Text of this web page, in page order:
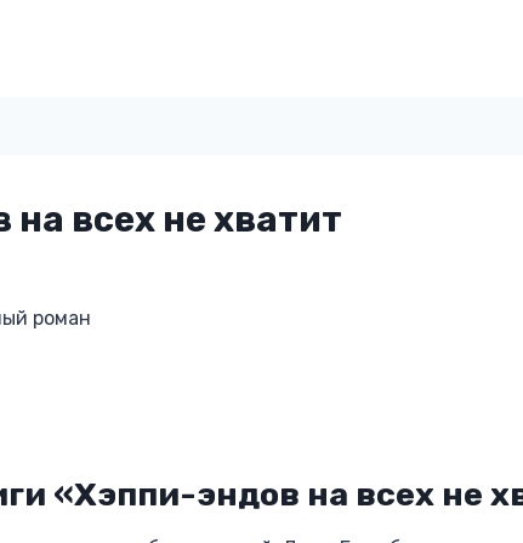
всех не хватит
роман
«Хэппи-эндов на всех не